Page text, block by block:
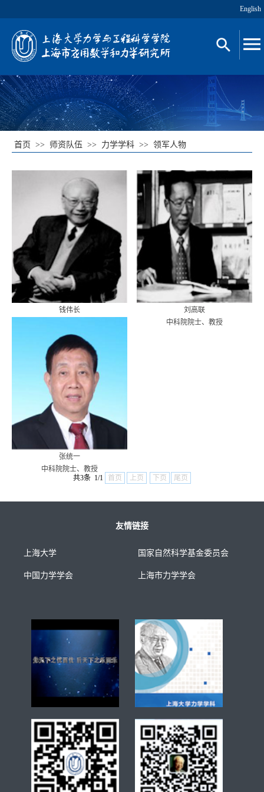
English
首页 >> 师资队伍 >> 力学学科 >> 领军人物
钱伟长
刘高联
中科院院士、教授
张统一
中科院院士、教授
共3条 1/1
首页 上页 下页 尾页
友情链接
上海大学 国家自然科学基金委员会
中国力学学会 上海市力学学会